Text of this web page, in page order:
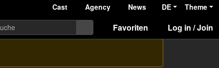
Cast Agency News DE Theme
Favoriten Log in / Join